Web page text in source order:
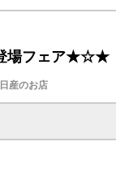
場フェア★☆★
日産のお店